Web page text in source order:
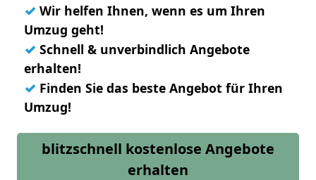
✓ Wir helfen Ihnen, wenn es um Ihren
Umzug geht!
✓ Schnell & unverbindlich Angebote
erhalten!
✓ Finden Sie das beste Angebot für Ihren
Umzug!
blitzschnell kostenlose Angebote
erhalten